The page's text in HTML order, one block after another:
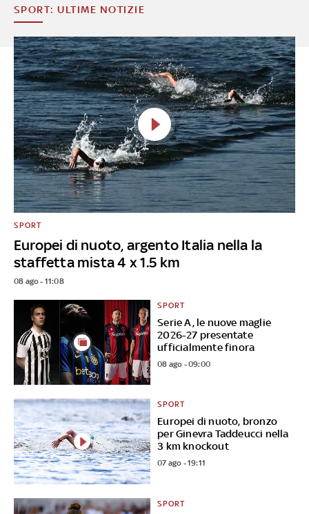
SPORT: ULTIME NOTIZIE
Europei di nuoto, argento Italia nella la
staffetta mista 4 x 1.5 km
SPORT
08 ago - 11:08
Serie A, le nuove maglie
2026-27 presentate
ufficialmente finora
SPORT
08 ago - 09:00
Europei di nuoto, bronzo
per Ginevra Taddeucci nella
3 km knockout
SPORT
07 ago - 19:11
SPORT